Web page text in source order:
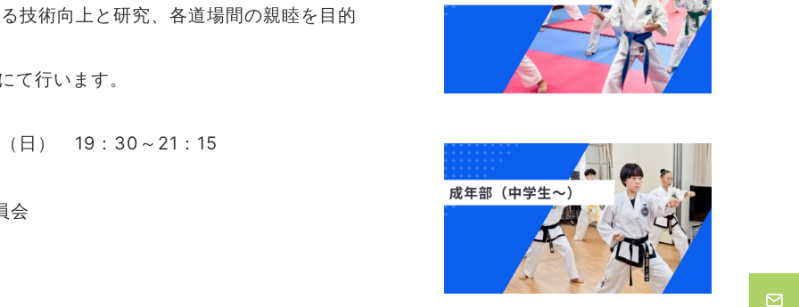
術向上と研究、各道場間の親睦を目的
行います。
19：30～21：15